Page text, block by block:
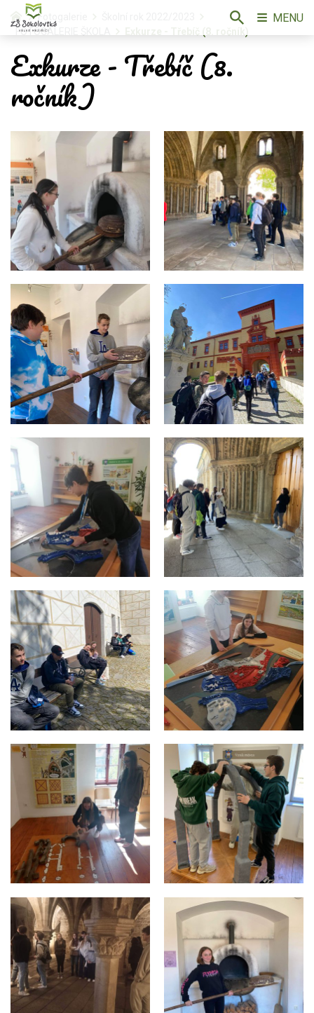
Fotogalerie
FOTOGALERIE ŠKOLA
Exkurze - Třebíč (8.
ročník)
MENU